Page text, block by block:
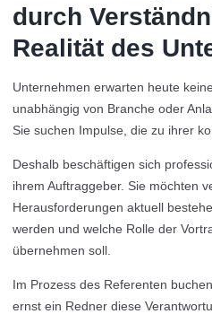
durch
Realität des
Unternehmen erwarten heute
unabhängig von Branche oder
Sie suchen Impulse, die zu ihrer
Deshalb beschäftigen sich
ihrem Auftraggeber. Sie möchten
Herausforderungen aktuell
werden und welche Rolle der
übernehmen soll.
Im Prozess des Referenten
ernst ein Redner diese